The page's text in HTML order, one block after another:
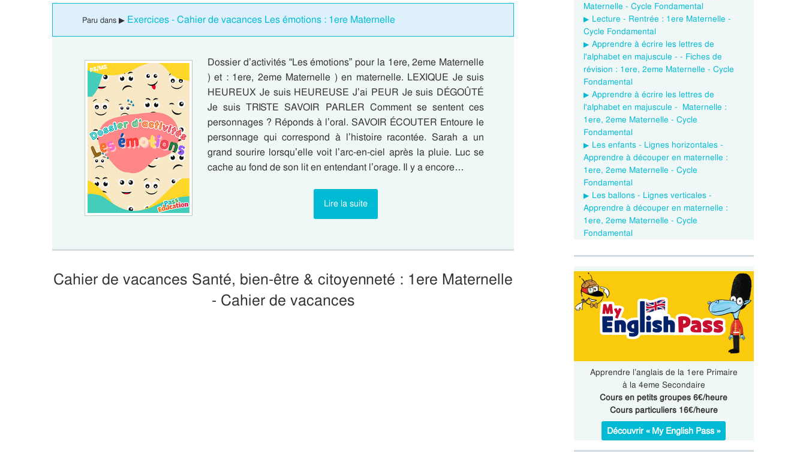
Paru dans ▶ Exercices - Cahier de vacances Les émotions : 1ere Maternelle
Dossier d’activités “Les émotions” pour la 1ere, 2eme Maternelle
) et : 1ere, 2eme Maternelle ) en maternelle. LEXIQUE Je suis
HEUREUX Je suis HEUREUSE J’ai PEUR Je suis DÉGOÛTÉ
Je suis TRISTE SAVOIR PARLER Comment se sentent ces
personnages ? Réponds à l’oral. SAVOIR ÉCOUTER Entoure le
personnage qui correspond à l’histoire racontée. Sarah a un
grand sourire lorsqu’elle voit l’arc-en-ciel après la pluie. Luc se
cache au fond de son lit en entendant l’orage. Il y a encore…
Lire la suite
Cahier de vacances Santé, bien-être & citoyenneté : 1ere Maternelle
- Cahier de vacances
Maternelle - Cycle Fondamental
Lecture - Rentrée : 1ere Maternelle -
Cycle Fondamental
Apprendre à écrire les lettres de
l'alphabet en majuscule - - Fiches de
révision : 1ere, 2eme Maternelle - Cycle
Fondamental
Apprendre à écrire les lettres de
l'alphabet en majuscule - Maternelle :
1ere, 2eme Maternelle - Cycle
Fondamental
Les enfants - Lignes horizontales -
Apprendre à découper en maternelle :
1ere, 2eme Maternelle - Cycle
Fondamental
Les ballons - Lignes verticales -
Apprendre à découper en maternelle :
1ere, 2eme Maternelle - Cycle
Fondamental
Apprendre l’anglais de la 1ere Primaire
à la 4eme Secondaire
Cours en petits groupes 6€/heure
Cours particuliers 16€/heure
Découvrir « My English Pass »